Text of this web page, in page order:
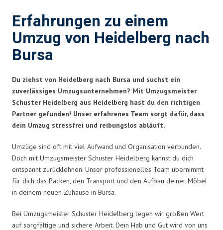
Erfahrungen zu einem
Umzug von Heidelberg nach
Bursa
Du ziehst von Heidelberg nach Bursa und suchst ein
zuverlässiges Umzugsunternehmen? Mit Umzugsmeister
Schuster Heidelberg aus Heidelberg hast du den richtigen
Partner gefunden! Unser erfahrenes Team sorgt dafür, dass
dein Umzug stressfrei und reibungslos abläuft.
Umzüge sind oft mit viel Aufwand und Organisation verbunden.
Doch mit Umzugsmeister Schuster Heidelberg kannst du dich
entspannt zurücklehnen. Unser professionelles Team übernimmt
für dich das Packen, den Transport und den Aufbau deiner Möbel
in deinem neuen Zuhause in Bursa.
Bei Umzugsmeister Schuster Heidelberg legen wir großen Wert
auf sorgfältige und sichere Arbeit. Dein Hab und Gut wird von uns